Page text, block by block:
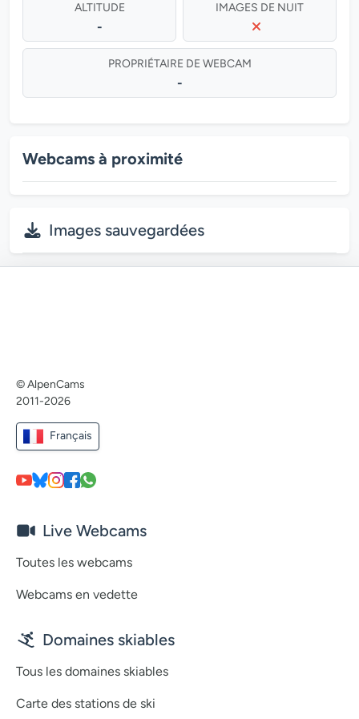
ALTITUDE
-
IMAGES DE NUIT
PROPRIÉTAIRE DE WEBCAM
-
Webcams à proximité
Images sauvegardées
© AlpenCams
2011-2026
Français
Live Webcams
Toutes les webcams
Webcams en vedette
Domaines skiables
Tous les domaines skiables
Carte des stations de ski